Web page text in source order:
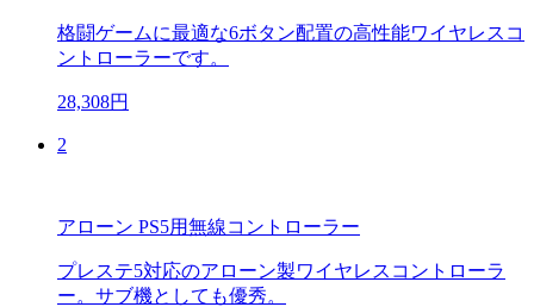
格闘ゲームに最適な6ボタン配置の高性能ワイヤレスコ
ントローラーです。
28,308円
2
アローン PS5用無線コントローラー
プレステ5対応のアローン製ワイヤレスコントローラ
ー。サブ機としても優秀。